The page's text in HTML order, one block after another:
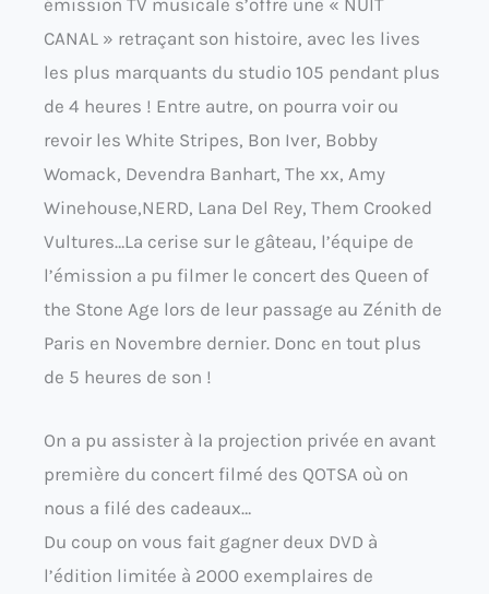
CANAL » retraçant son histoire, avec les lives
les plus marquants du studio 105 pendant plus
de 4 heures ! Entre autre, on pourra voir ou
revoir les White Stripes, Bon Iver, Bobby
Womack, Devendra Banhart, The xx, Amy
Winehouse,NERD, Lana Del Rey, Them Crooked
Vultures…La cerise sur le gâteau, l’équipe de
l’émission a pu filmer le concert des Queen of
the Stone Age lors de leur passage au Zénith de
Paris en Novembre dernier. Donc en tout plus
de 5 heures de son !
On a pu assister à la projection privée en avant
première du concert filmé des QOTSA où on
nous a filé des cadeaux…
Du coup on vous fait gagner deux DVD à
l’édition limitée à 2000 exemplaires de